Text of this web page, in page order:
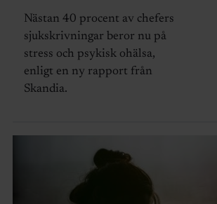
Nästan 40 procent av chefers
sjukskrivningar beror nu på
stress och psykisk ohälsa,
enligt en ny rapport från
Skandia.